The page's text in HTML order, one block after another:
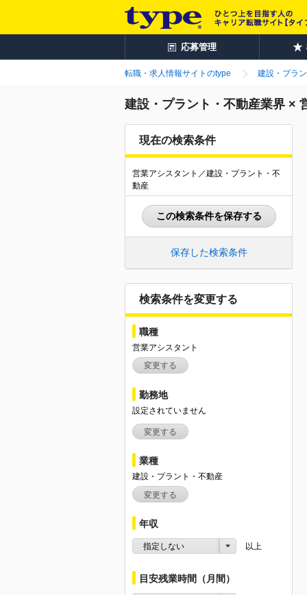
応募管理
転職・求人情報サイトのtype 建設・プラ
建設・プラント・不動産業界 ×
現在の検索条件
営業アシスタント／建設・プラント・不
動産
この検索条件を保存する
保存した検索条件
検索条件を変更する
職種
営業アシスタント
変更する
勤務地
設定されていません
変更する
業種
建設・プラント・不動産
変更する
年収
指定しない 以上
目安残業時間（月間）